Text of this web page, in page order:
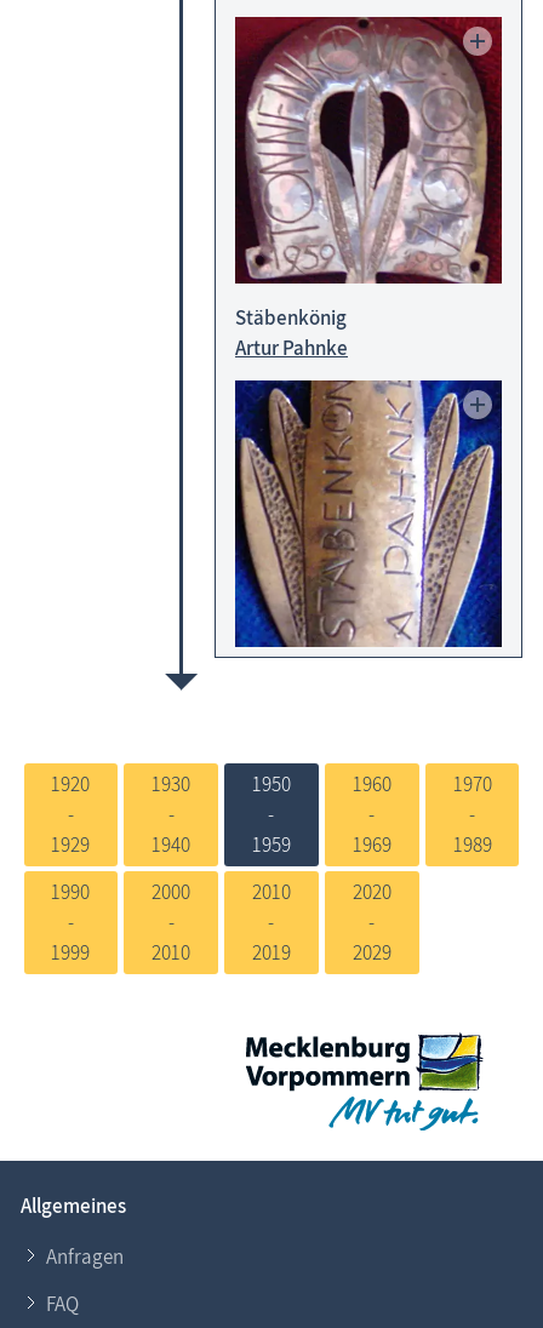
Stäbenkönig
Artur Pahnke
1920
-
1929
1930
-
1940
1950
-
1959
1960
-
1969
1970
-
1989
1990
-
1999
2000
-
2010
2010
-
2019
2020
-
2029
Allgemeines
Anfragen
FAQ